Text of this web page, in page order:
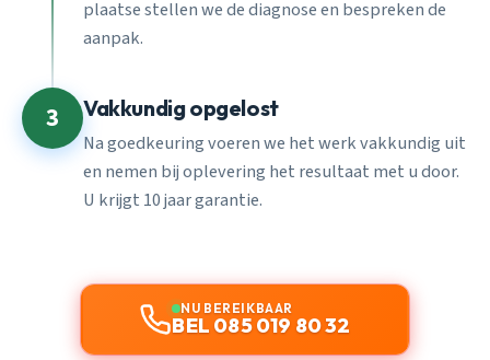
plaatse stellen we de diagnose en bespreken de
aanpak.
3 Vakkundig opgelost
Na goedkeuring voeren we het werk vakkundig uit
en nemen bij oplevering het resultaat met u door.
U krijgt 10 jaar garantie.
NU BEREIKBAAR
BEL 085 019 80 32